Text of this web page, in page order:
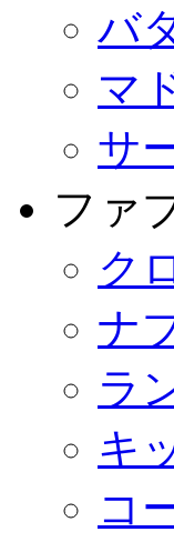
バ
マ
サ
ファ
ク
ナ
ラ
キ
コ